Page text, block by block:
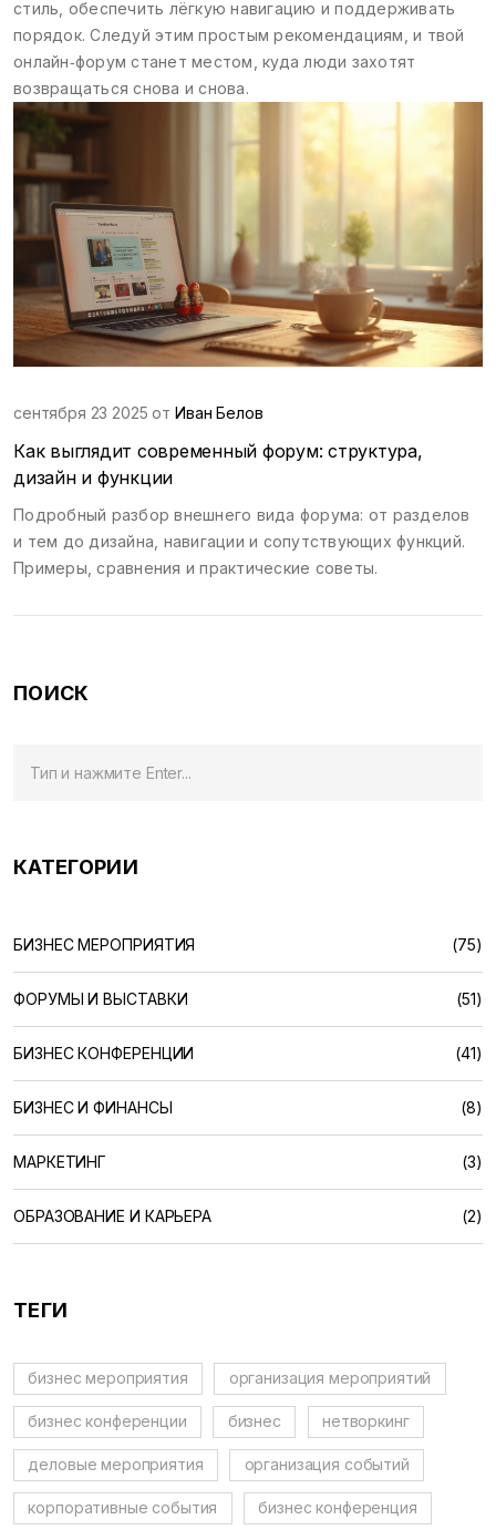
стиль, обеспечить лёгкую навигацию и поддерживать
порядок. Следуй этим простым рекомендациям, и твой
онлайн‑форум станет местом, куда люди захотят
возвращаться снова и снова.
сентября 23 2025 от Иван Белов
Как выглядит современный форум: структура,
дизайн и функции
Подробный разбор внешнего вида форума: от разделов
и тем до дизайна, навигации и сопутствующих функций.
Примеры, сравнения и практические советы.
ПОИСК
КАТЕГОРИИ
БИЗНЕС МЕРОПРИЯТИЯ (75)
ФОРУМЫ И ВЫСТАВКИ (51)
БИЗНЕС КОНФЕРЕНЦИИ (41)
БИЗНЕС И ФИНАНСЫ (8)
МАРКЕТИНГ (3)
ОБРАЗОВАНИЕ И КАРЬЕРА (2)
ТЕГИ
бизнес мероприятия организация мероприятий
бизнес конференции бизнес нетворкинг
деловые мероприятия организация событий
корпоративные события бизнес конференция